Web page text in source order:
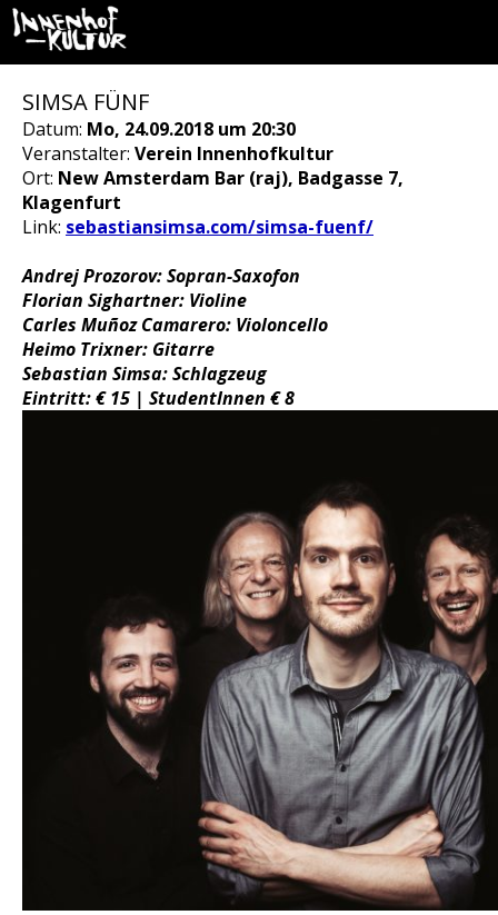
SIMSA FÜNF
Datum: Mo, 24.09.2018 um 20:30
Veranstalter: Verein Innenhofkultur
Ort: New Amsterdam Bar (raj), Badgasse 7,
Klagenfurt
Link: sebastiansimsa.com/simsa-fuenf/
Andrej Prozorov: Sopran-Saxofon
Florian Sighartner: Violine
Carles Muñoz Camarero: Violoncello
Heimo Trixner: Gitarre
Sebastian Simsa: Schlagzeug
Eintritt: € 15 | StudentInnen € 8